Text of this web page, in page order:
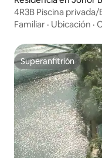
4R3B Piscina
Familiar · Ubicación ·
Superanfitrión
Superanfitrión